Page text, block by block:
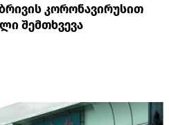
კორონავირუსით
შემთხვევა